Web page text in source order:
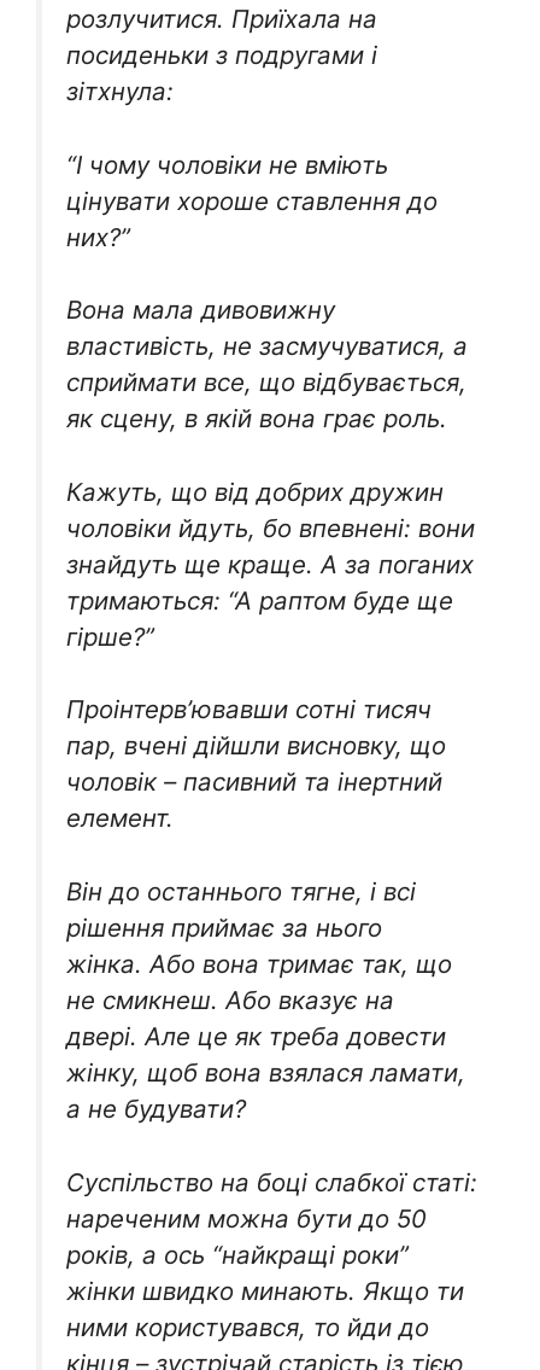
розлучитися. Приїхала на
посиденьки з подругами і
зітхнула:
“І чому чоловіки не вміють
цінувати хороше ставлення до
них?”
Вона мала дивовижну
властивість, не засмучуватися, а
сприймати все, що відбувається,
як сцену, в якій вона грає роль.
Кажуть, що від добрих дружин
чоловіки йдуть, бо впевнені: вони
знайдуть ще краще. А за поганих
тримаються: “А раптом буде ще
гірше?”
Проінтерв’ювавши сотні тисяч
пар, вчені дійшли висновку, що
чоловік – пасивний та інертний
елемент.
Він до останнього тягне, і всі
рішення приймає за нього
жінка. Або вона тримає так, що
не смикнеш. Або вказує на
двері. Але це як треба довести
жінку, щоб вона взялася ламати,
а не будувати?
Суспільство на боці слабкої статі:
нареченим можна бути до 50
років, а ось “найкращі роки”
жінки швидко минають. Якщо ти
ними користувався, то йди до
кінця – зустрічай старість із тією,